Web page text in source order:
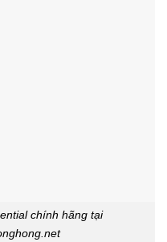
chính hãng tại